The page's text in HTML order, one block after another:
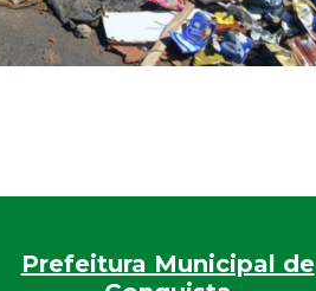
Prefeitura Municipal de